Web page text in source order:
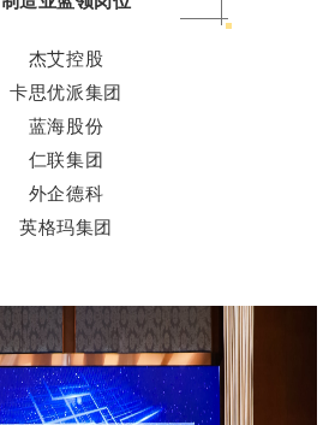
杰艾控股
卡思优派集团
蓝海股份
仁联集团
外企德科
英格玛集团